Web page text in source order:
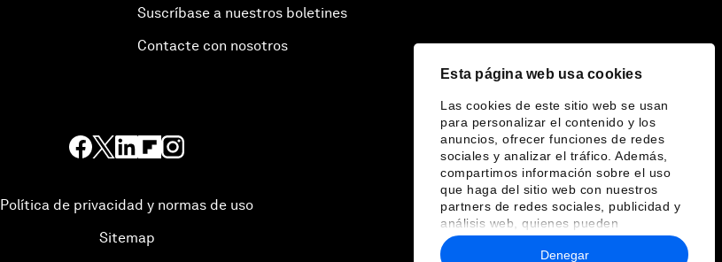
Esta página web usa cookies
Las cookies de este sitio web se usan
para personalizar el contenido y los
anuncios, ofrecer funciones de redes
sociales y analizar el tráfico. Además,
compartimos información sobre el uso
que haga del sitio web con nuestros
partners de redes sociales, publicidad y
análisis web, quienes pueden
combinarla con otra información que les
haya proporcionado o que hayan
Denegar
Suscríbase a nuestros boletines
Contacte con nosotros
Política de privacidad y normas de uso
Sitemap